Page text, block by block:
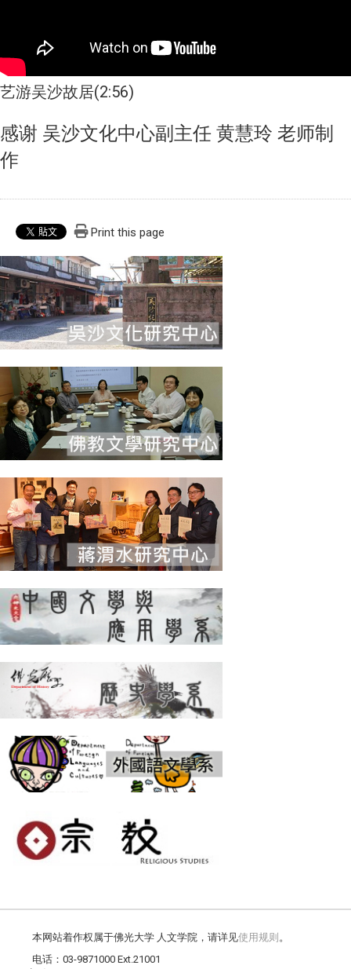
艺游吴沙故居(2:56)
感谢 吴沙文化中心副主任 黄慧玲 老师制
作
Print this page
本网站着作权属于佛光大学 人文学院，请详见使用规则 。
电话：03-9871000 Ext.21001